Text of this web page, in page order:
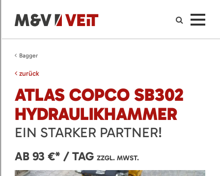
Bagger
zurück
ATLAS COPCO SB302
HYDRAULIKHAMMER
EIN STARKER PARTNER!
AB 93 €* / TAG ZZGL. MWST.